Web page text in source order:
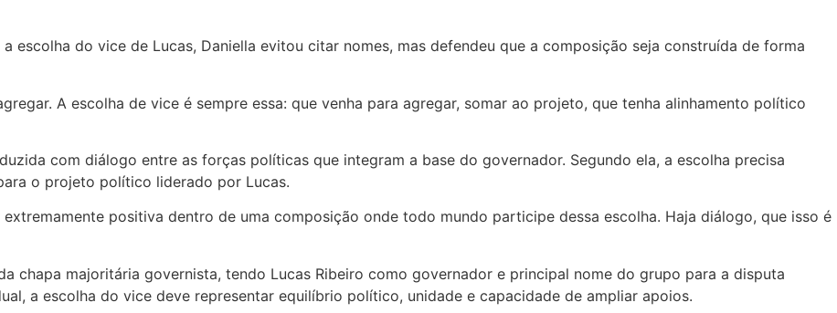
escolha do vice de Lucas, Daniella evitou citar nomes, mas defendeu que a composição seja construída de forma
A escolha de vice é sempre essa: que venha para agregar, somar ao projeto, que tenha alinhamento político
com diálogo entre as forças políticas que integram a base do governador. Segundo ela, a escolha precisa
o projeto político liderado por Lucas.
positiva dentro de uma composição onde todo mundo participe dessa escolha. Haja diálogo, que isso é
chapa majoritária governista, tendo Lucas Ribeiro como governador e principal nome do grupo para a disputa
a escolha do vice deve representar equilíbrio político, unidade e capacidade de ampliar apoios.